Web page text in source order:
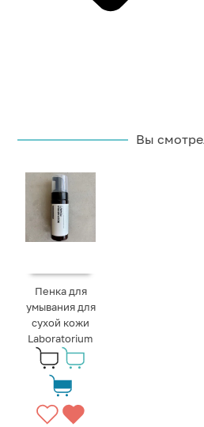
Вы
Пенка для
умывания для
сухой кожи
Laboratorium